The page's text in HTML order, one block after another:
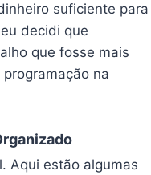
suficiente para
decidi que
que fosse mais
na
Aqui estão algumas